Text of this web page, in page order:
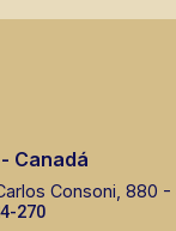
Canadá
Consoni, 880 -
270